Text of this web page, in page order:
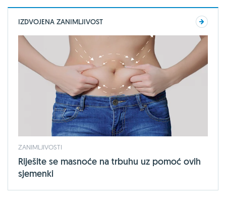
IZDVOJENA ZANIMLJIVOST
ZANIMLJIVOSTI
Riješite se masnoće na trbuhu uz pomoć ovih
sjemenki